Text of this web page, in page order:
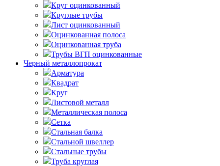
Круг оцинкованный
Круглые трубы
Лист оцинкованный
Оцинкованная полоса
Оцинкованная труба
Трубы ВГП оцинкованные
Черный металлопрокат
Арматура
Квадрат
Круг
Листовой металл
Металлическая полоса
Сетка
Стальная балка
Стальной швеллер
Стальные трубы
Труба круглая